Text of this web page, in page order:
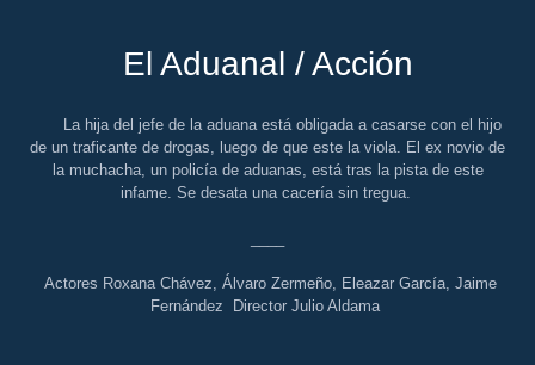
El Aduanal / Acción
La hija del jefe de la aduana está obligada a casarse con el hijo
de un traficante de drogas, luego de que este la viola. El ex novio de
la muchacha, un policía de aduanas, está tras la pista de este
infame. Se desata una cacería sin tregua.
Actores Roxana Chávez, Álvaro Zermeño, Eleazar García, Jaime
Fernández Director Julio Aldama